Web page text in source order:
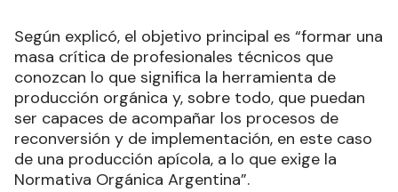
Según explicó, el objetivo principal es “formar una
masa crítica de profesionales técnicos que
conozcan lo que significa la herramienta de
producción orgánica y, sobre todo, que puedan
ser capaces de acompañar los procesos de
reconversión y de implementación, en este caso
de una producción apícola, a lo que exige la
Normativa Orgánica Argentina”.